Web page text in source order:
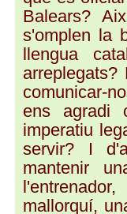
Balears?
s'omplen la
llengua
comunicar-
ens agradi
imperatiu
servir? I
mantenir
mallorquí,